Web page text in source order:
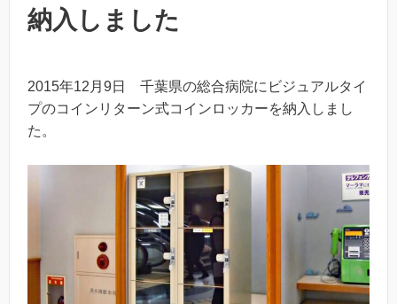
納入しました
2015年12月9日 千葉県の総合病院にビジュアルタイ
プのコインリターン式コインロッカーを納入しまし
た。